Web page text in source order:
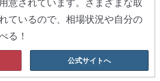
ているので、相場状況や自分の
る！
公式サイトへ